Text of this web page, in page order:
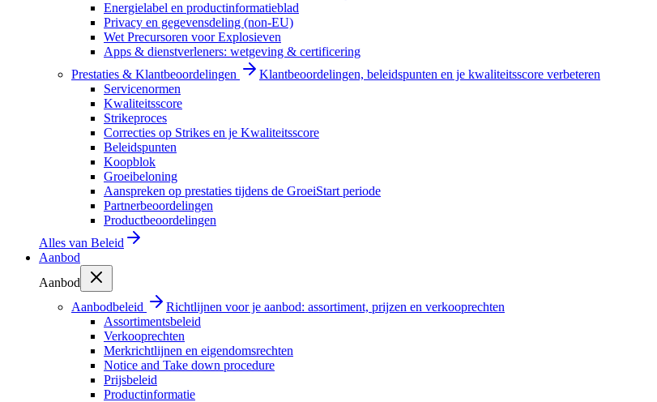
Energielabel en productinformatieblad
Privacy en gegevensdeling (non-EU)
Wet Precursoren voor Explosieven
Apps & dienstverleners: wetgeving & certificering
Prestaties & Klantbeoordelingen
Klantbeoordelingen, beleidspunten en je kwaliteitsscore verbeteren
Servicenormen
Kwaliteitsscore
Strikeproces
Correcties op Strikes en je Kwaliteitsscore
Beleidspunten
Koopblok
Groeibeloning
Aanspreken op prestaties tijdens de GroeiStart periode
Partnerbeoordelingen
Productbeoordelingen
Alles van Beleid
Aanbod
Aanbod
Aanbodbeleid
Richtlijnen voor je aanbod: assortiment, prijzen en verkooprechten
Assortimentsbeleid
Verkooprechten
Merkrichtlijnen en eigendomsrechten
Notice and Take down procedure
Prijsbeleid
Productinformatie